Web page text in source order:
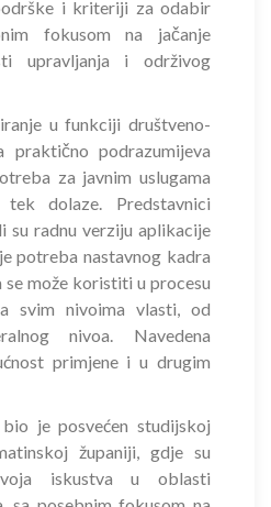
i kriteriji za odabir
fokusom na jačanje
upravljanja i održivog
u funkciji društveno-
praktično podrazumijeva
za javnim uslugama
dolaze. Predstavnici
su radnu verziju aplikacije
potreba nastavnog kadra
može koristiti u procesu
svim nivoima vlasti, od
nivoa. Navedena
primjene i u drugim
je posvećen studijskoj
županiji, gdje su
iskustva u oblasti